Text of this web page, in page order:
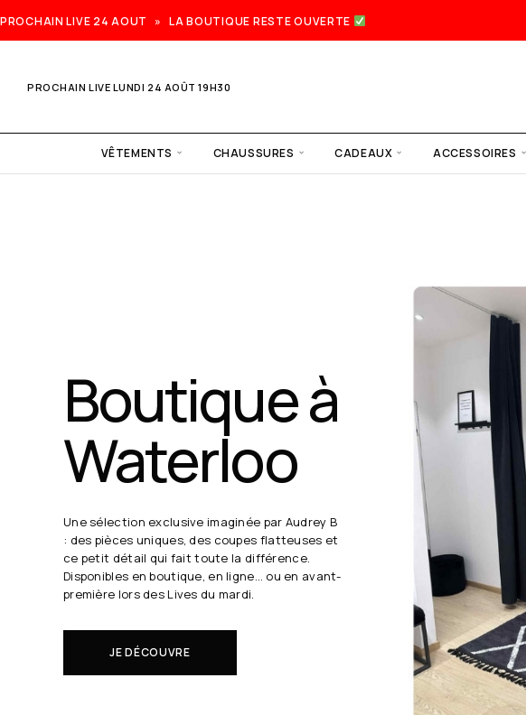
PROCHAIN LIVE 24 AOUT » LA BOUTIQUE RESTE OUVERTE
PROCHAIN LIVE LUNDI 24 AOÛT 19H30
VÊTEMENTS CHAUSSURES CADEAUX ACCESSOIRES
live lundi
24 août
19h30
Chaque semaine, Audrey B. dévoile ses coups
de cœur en direct.